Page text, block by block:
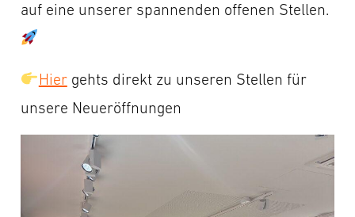
auf eine unserer spannenden offenen Stellen.
Hiergehts direkt zu unseren Stellen für
unsere Neueröffnungen